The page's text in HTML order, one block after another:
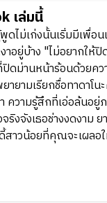
เล่มนี้
ไม่เก่งนั้นเริ่มมีเพื่อ
าอยู่บ้าง "ไม่อยากให้
ดม่านหน้าร้อนด้วยค
ายามเรียกชื่อทาดาโ
ความรู้สึกที่เอ่อล้นอ
ริงจังเธอช่างงดงาม
าวน้อยที่คุณจะเผลอใ